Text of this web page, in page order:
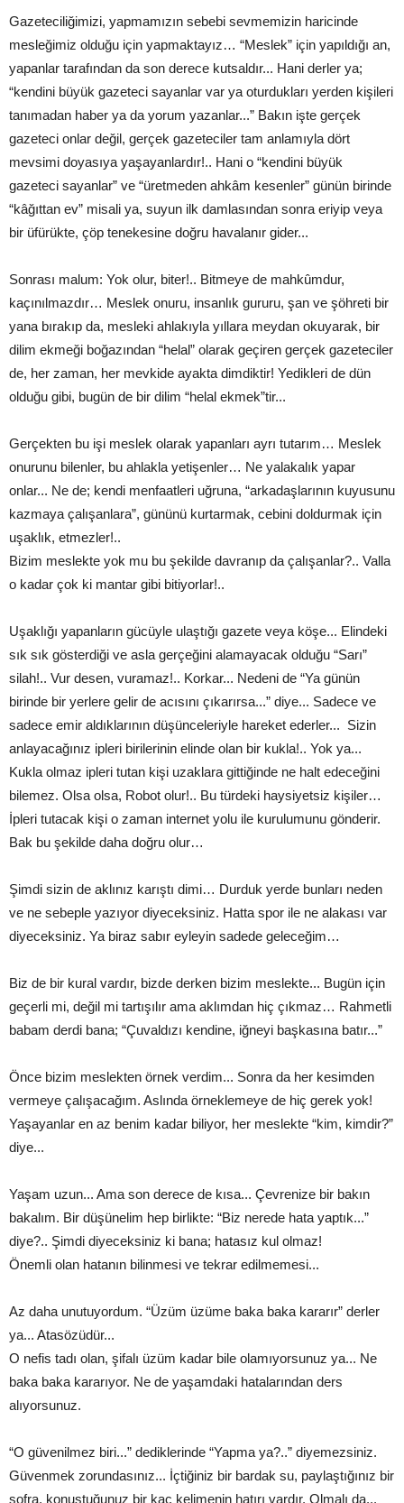
Gazeteciliğimizi, yapmamızın sebebi sevmemizin haricinde
mesleğimiz olduğu için yapmaktayız… “Meslek” için yapıldığı an,
yapanlar tarafından da son derece kutsaldır... Hani derler ya;
“kendini büyük gazeteci sayanlar var ya oturdukları yerden kişileri
tanımadan haber ya da yorum yazanlar...” Bakın işte gerçek
gazeteci onlar değil, gerçek gazeteciler tam anlamıyla dört
mevsimi doyasıya yaşayanlardır!.. Hani o “kendini büyük
gazeteci sayanlar” ve “üretmeden ahkâm kesenler” günün birinde
“kâğıttan ev” misali ya, suyun ilk damlasından sonra eriyip veya
bir üfürükte, çöp tenekesine doğru havalanır gider...
Sonrası malum: Yok olur, biter!.. Bitmeye de mahkûmdur,
kaçınılmazdır… Meslek onuru, insanlık gururu, şan ve şöhreti bir
yana bırakıp da, mesleki ahlakıyla yıllara meydan okuyarak, bir
dilim ekmeği boğazından “helal” olarak geçiren gerçek gazeteciler
de, her zaman, her mevkide ayakta dimdiktir! Yedikleri de dün
olduğu gibi, bugün de bir dilim “helal ekmek”tir...
Gerçekten bu işi meslek olarak yapanları ayrı tutarım… Meslek
onurunu bilenler, bu ahlakla yetişenler… Ne yalakalık yapar
onlar... Ne de; kendi menfaatleri uğruna, “arkadaşlarının kuyusunu
kazmaya çalışanlara”, gününü kurtarmak, cebini doldurmak için
uşaklık, etmezler!..
Bizim meslekte yok mu bu şekilde davranıp da çalışanlar?.. Valla
o kadar çok ki mantar gibi bitiyorlar!..
Uşaklığı yapanların gücüyle ulaştığı gazete veya köşe... Elindeki
sık sık gösterdiği ve asla gerçeğini alamayacak olduğu “Sarı”
silah!.. Vur desen, vuramaz!.. Korkar... Nedeni de “Ya günün
birinde bir yerlere gelir de acısını çıkarırsa...” diye... Sadece ve
sadece emir aldıklarının düşünceleriyle hareket ederler... Sizin
anlayacağınız ipleri birilerinin elinde olan bir kukla!.. Yok ya...
Kukla olmaz ipleri tutan kişi uzaklara gittiğinde ne halt edeceğini
bilemez. Olsa olsa, Robot olur!.. Bu türdeki haysiyetsiz kişiler…
İpleri tutacak kişi o zaman internet yolu ile kurulumunu gönderir.
Bak bu şekilde daha doğru olur…
Şimdi sizin de aklınız karıştı dimi… Durduk yerde bunları neden
ve ne sebeple yazıyor diyeceksiniz. Hatta spor ile ne alakası var
diyeceksiniz. Ya biraz sabır eyleyin sadede geleceğim…
Biz de bir kural vardır, bizde derken bizim meslekte... Bugün için
geçerli mi, değil mi tartışılır ama aklımdan hiç çıkmaz… Rahmetli
babam derdi bana; “Çuvaldızı kendine, iğneyi başkasına batır...”
Önce bizim meslekten örnek verdim... Sonra da her kesimden
vermeye çalışacağım. Aslında örneklemeye de hiç gerek yok!
Yaşayanlar en az benim kadar biliyor, her meslekte “kim, kimdir?”
diye...
Yaşam uzun... Ama son derece de kısa... Çevrenize bir bakın
bakalım. Bir düşünelim hep birlikte: “Biz nerede hata yaptık...”
diye?.. Şimdi diyeceksiniz ki bana; hatasız kul olmaz!
Önemli olan hatanın bilinmesi ve tekrar edilmemesi...
Az daha unutuyordum. “Üzüm üzüme baka baka kararır” derler
ya... Atasözüdür...
O nefis tadı olan, şifalı üzüm kadar bile olamıyorsunuz ya... Ne
baka baka kararıyor. Ne de yaşamdaki hatalarından ders
alıyorsunuz.
“O güvenilmez biri...” dediklerinde “Yapma ya?..” diyemezsiniz.
Güvenmek zorundasınız... İçtiğiniz bir bardak su, paylaştığınız bir
sofra, konuştuğunuz bir kaç kelimenin hatırı vardır. Olmalı da...